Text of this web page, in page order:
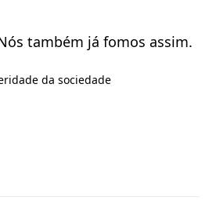
também já fomos assim.
da sociedade